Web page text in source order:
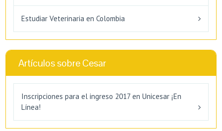
Estudiar Veterinaria en Colombia
Artículos sobre Cesar
Inscripciones para el ingreso 2017 en Unicesar ¡En
Línea!